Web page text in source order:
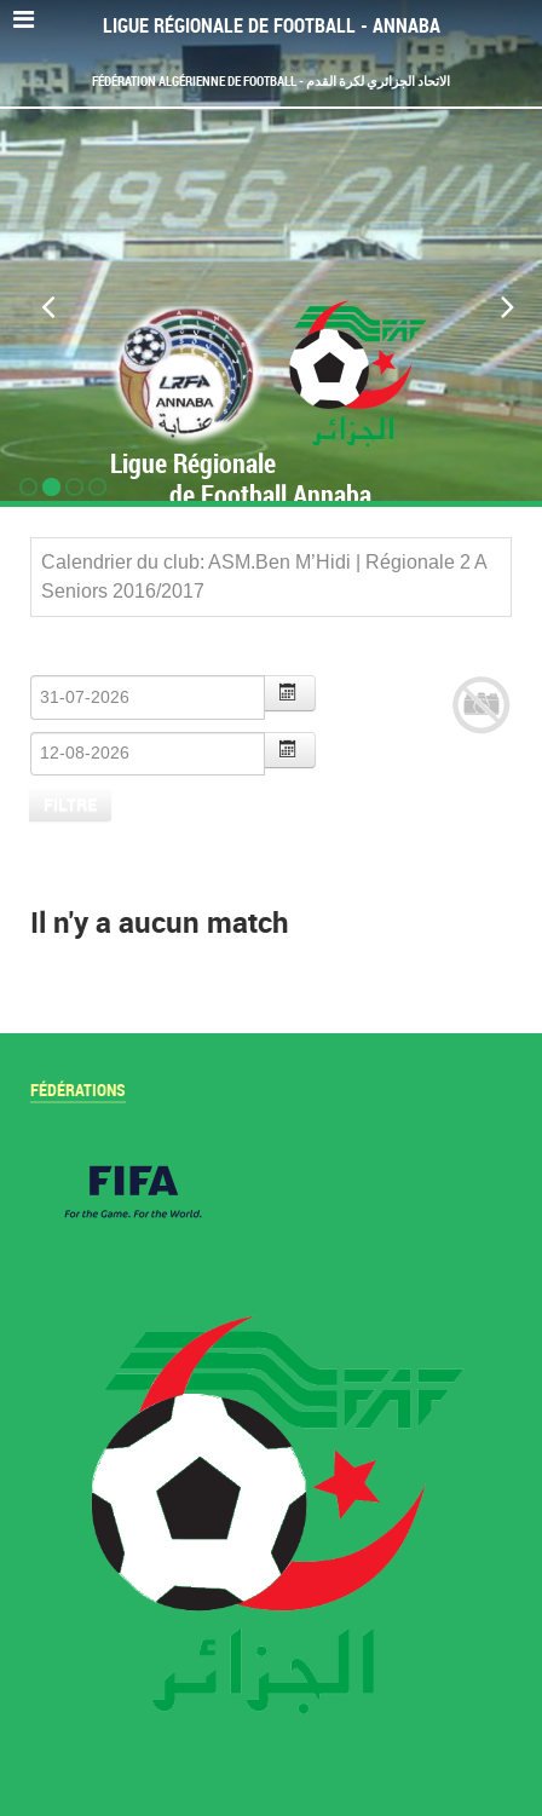
LIGUE RÉGIONALE DE FOOTBALL - ANNABA
FÉDÉRATION ALGÉRIENNE DE FOOTBALL - الاتحاد الجزائري لكرة القدم
Ligue Régionale
de Football Annaba
Calendrier du club: ASM.Ben M’Hidi | Régionale 2 A
Seniors 2016/2017
Il n'y a aucun match
FÉDÉRATIONS